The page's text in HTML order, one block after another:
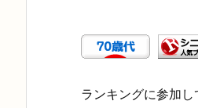
ランキングに参加し